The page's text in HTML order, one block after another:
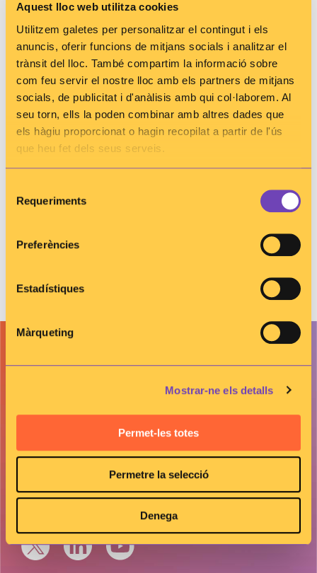
Aquest lloc web utilitza cookies
Utilitzem galetes per personalitzar el contingut i els
anuncis, oferir funcions de mitjans socials i analitzar el
trànsit del lloc. També compartim la informació sobre
com feu servir el nostre lloc amb els partners de mitjans
socials, de publicitat i d'anàlisis amb qui col·laborem. Al
seu torn, ells la poden combinar amb altres dades que
els hàgiu proporcionat o hagin recopilat a partir de l'ús
que heu fet dels seus serveis.
Requeriments
Preferències
Estadístiques
Màrqueting
Mostrar-ne els detalls
Permet-les totes
Permetre la selecció
Denega
El 29 d’abril se celebra el Dia Mundial de la
Immunologia, una jornada establerta per la Unió
Internacional de Societats Immunològiques (IUIS)
amb l’objectiu de fer d’altaveu de la rellevància
d’aquesta disciplina.La xarxa dibi se suma aquesta
jornada tot destacant la seva Secció
d’Immunologia i els tècnics i facultatius que en
formen part.
contribució en la salut a través de lainfografia que
29 d'abril de 2024
+34 93 396 53 00